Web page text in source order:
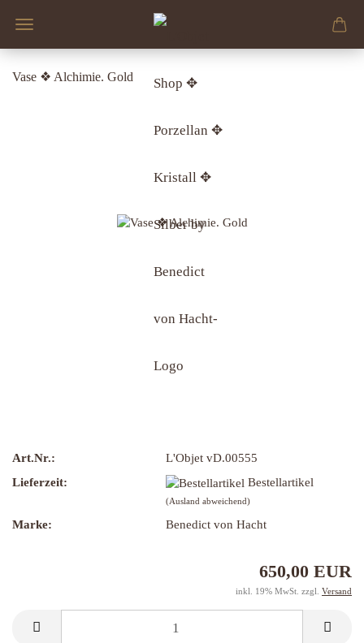
Vase ❖ Alchimie. Gold
Art.Nr.:
L'Objet vD.00555
Lieferzeit:
Bestellartikel
(Ausland abweichend)
Marke: Benedict von Hacht
650,00 EUR
inkl. 19% MwSt. zzgl. Versand